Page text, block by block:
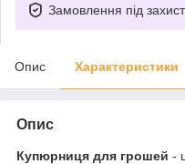
Замовлення під
Опис Характеристики
Опис
Купюрниця для грошей -